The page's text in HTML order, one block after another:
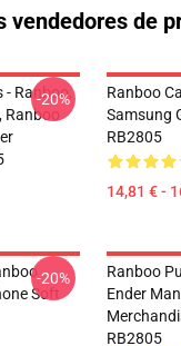
vendedores de
- Ranboo,
-20%
Ranboo
Samsung
RB2805
14,81 € -
Soft
-20%
Ranboo
Ender
RB2805